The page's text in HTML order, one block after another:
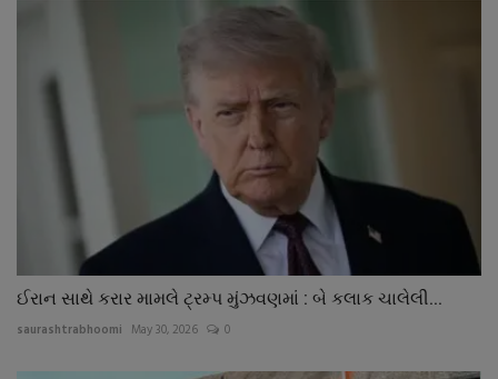
ઈરાન સાથે કરાર મામલે ટ્રમ્પ મુંઝવણમાં : બે કલાક ચાલેલી...
saurashtrabhoomi May 30, 2026 0